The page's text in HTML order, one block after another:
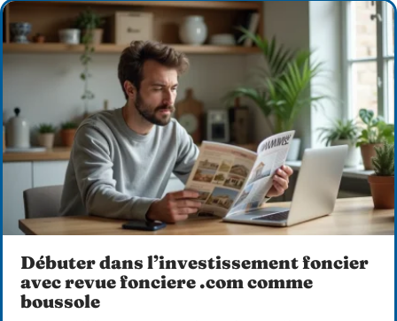
Débuter dans l’investissement foncier
avec revue fonciere .com comme
boussole